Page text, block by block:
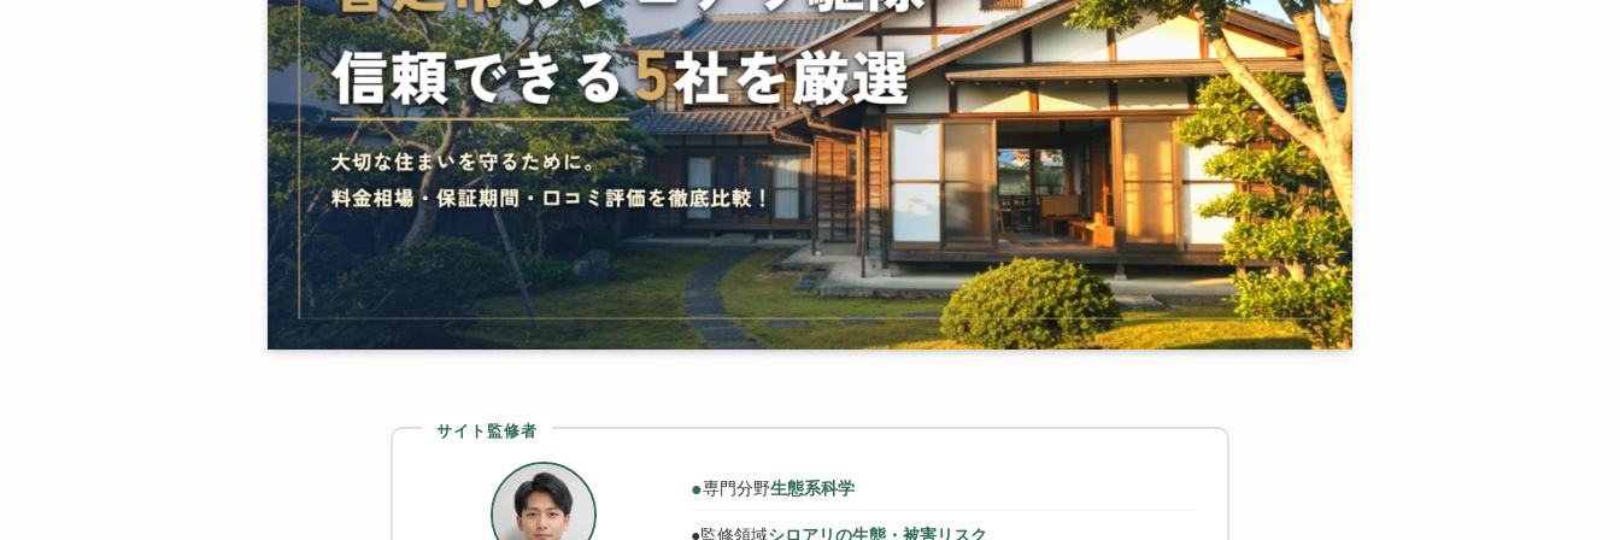
サイト監修者
●専門分野生態系科学
●監修領域シロアリの生態・被害リスク